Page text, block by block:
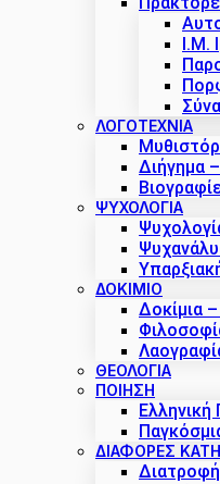
Ι.Μ.
ΛΟΓΟΤΕΧΝΙΑ
Διήγημα
ΨΥΧΟΛΟΓΙΑ
ΔΟΚΊΜΙΟ
Δοκίμια
ΘΕΟΛΟΓΙΑ
ΠΟΙΗΣΗ
Ελληνική
ΔΙΑΦΟΡΕΣ
Διατροφή